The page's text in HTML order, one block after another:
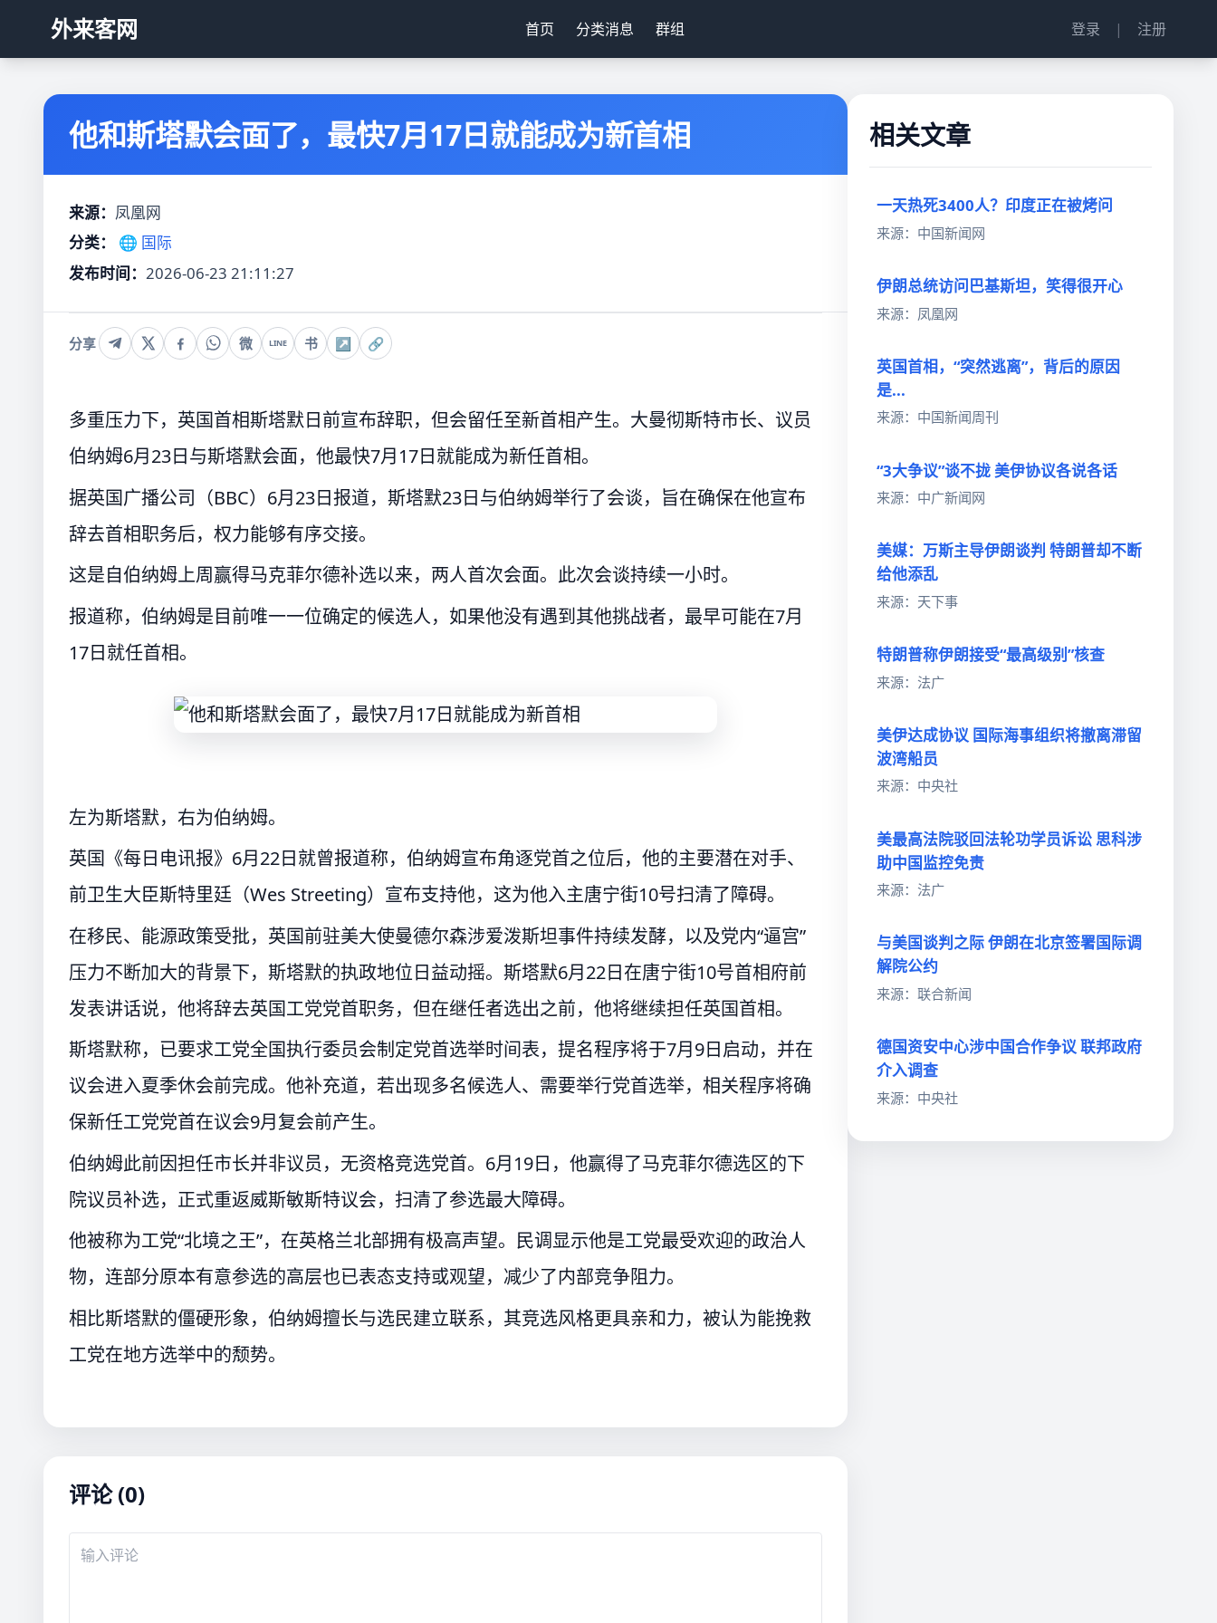
外来客网 首页 分类消息 群组 登录 | 注册
他和斯塔默会面了，最快7月17日就能成为新首相
来源： 凤凰网
分类：
🌐 国际
发布时间： 2026-06-23 21:11:27
分享 微 LINE 书 ↗ 🔗
多重压力下，英国首相斯塔默日前宣布辞职，但会留任至新首相产生。大曼彻斯特市长、议员
伯纳姆6月23日与斯塔默会面，他最快7月17日就能成为新任首相。
据英国广播公司（BBC）6月23日报道，斯塔默23日与伯纳姆举行了会谈，旨在确保在他宣布
辞去首相职务后，权力能够有序交接。
这是自伯纳姆上周赢得马克菲尔德补选以来，两人首次会面。此次会谈持续一小时。
报道称，伯纳姆是目前唯一一位确定的候选人，如果他没有遇到其他挑战者，最早可能在7月
17日就任首相。
左为斯塔默，右为伯纳姆。
英国《每日电讯报》6月22日就曾报道称，伯纳姆宣布角逐党首之位后，他的主要潜在对手、
前卫生大臣斯特里廷（Wes Streeting）宣布支持他，这为他入主唐宁街10号扫清了障碍。
在移民、能源政策受批，英国前驻美大使曼德尔森涉爱泼斯坦事件持续发酵，以及党内“逼宫”
压力不断加大的背景下，斯塔默的执政地位日益动摇。斯塔默6月22日在唐宁街10号首相府前
发表讲话说，他将辞去英国工党党首职务，但在继任者选出之前，他将继续担任英国首相。
斯塔默称，已要求工党全国执行委员会制定党首选举时间表，提名程序将于7月9日启动，并在
议会进入夏季休会前完成。他补充道，若出现多名候选人、需要举行党首选举，相关程序将确
保新任工党党首在议会9月复会前产生。
伯纳姆此前因担任市长并非议员，无资格竞选党首。6月19日，他赢得了马克菲尔德选区的下
院议员补选，正式重返威斯敏斯特议会，扫清了参选最大障碍。
他被称为工党“北境之王”，在英格兰北部拥有极高声望。民调显示他是工党最受欢迎的政治人
物，连部分原本有意参选的高层也已表态支持或观望，减少了内部竞争阻力。
相比斯塔默的僵硬形象，伯纳姆擅长与选民建立联系，其竞选风格更具亲和力，被认为能挽救
工党在地方选举中的颓势。‌‌‌
评论 (0)
相关文章
一天热死3400人？印度正在被烤问
来源：中国新闻网
伊朗总统访问巴基斯坦，笑得很开心
来源：凤凰网
英国首相，“突然逃离”，背后的原因
是...
来源：中国新闻周刊
“3大争议”谈不拢 美伊协议各说各话
来源：中广新闻网
美媒：万斯主导伊朗谈判 特朗普却不断
给他添乱
来源：天下事
特朗普称伊朗接受“最高级别”核查
来源：法广
美伊达成协议 国际海事组织将撤离滞留
波湾船员
来源：中央社
美最高法院驳回法轮功学员诉讼 思科涉
助中国监控免责
来源：法广
与美国谈判之际 伊朗在北京签署国际调
解院公约
来源：联合新闻
德国资安中心涉中国合作争议 联邦政府
介入调查
来源：中央社